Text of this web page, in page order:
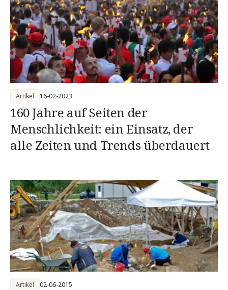
160 Jahre auf Seiten der
Menschlichkeit: ein Einsatz, der
alle Zeiten und Trends überdauert
Artikel 16-02-2023
Artikel 02-06-2015